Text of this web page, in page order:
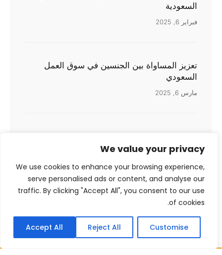
We value your privacy
We use cookies to enhance your browsing experience,
serve personalised ads or content, and analyse our
traffic. By clicking "Accept All", you consent to our use
of cookies.
Customise
Reject All
Accept All
السعودية
فبراير 6, 2025
تعزيز المساواة بين الجنسين في سوق العمل
السعودي
مارس 6, 2025
المتكاملة للتوظيف
فبراير 19, 2025